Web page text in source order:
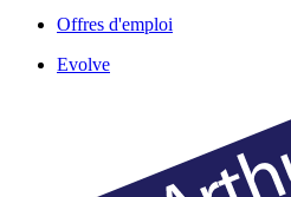
Offres d'emploi
Evolve